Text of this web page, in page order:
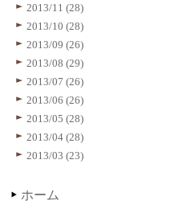
2013/11 (28)
2013/10 (28)
2013/09 (26)
2013/08 (29)
2013/07 (26)
2013/06 (26)
2013/05 (28)
2013/04 (28)
2013/03 (23)
ホーム